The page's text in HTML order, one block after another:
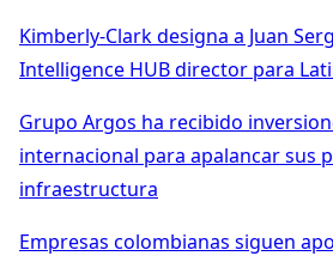
Kimberly-Clark designa a Juan
Intelligence HUB director para
Grupo Argos ha recibido
internacional para apalancar sus
infraestructura
Empresas colombianas siguen